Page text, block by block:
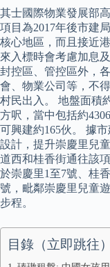
其士國際物業發展部
項目為2017年後市建
核心地區，而且接近
來入標時會考慮加息
封控區、管控區外，
會、物業公司等，不
村民出入。 地盤面積
方呎，當中包括約
可興建約165伙。 據
設計，提升崇慶里兒
道西和桂香街通往該
於崇慶里1至7號、桂
號，毗鄰崇慶里兒童
步程。
目錄（立即跳往）